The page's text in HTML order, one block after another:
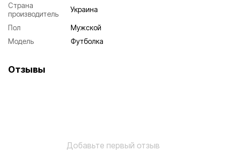
Страна
производитель
Украина
Пол
Мужской
Модель
Футболка
Отзывы
Добавьте первый отзыв